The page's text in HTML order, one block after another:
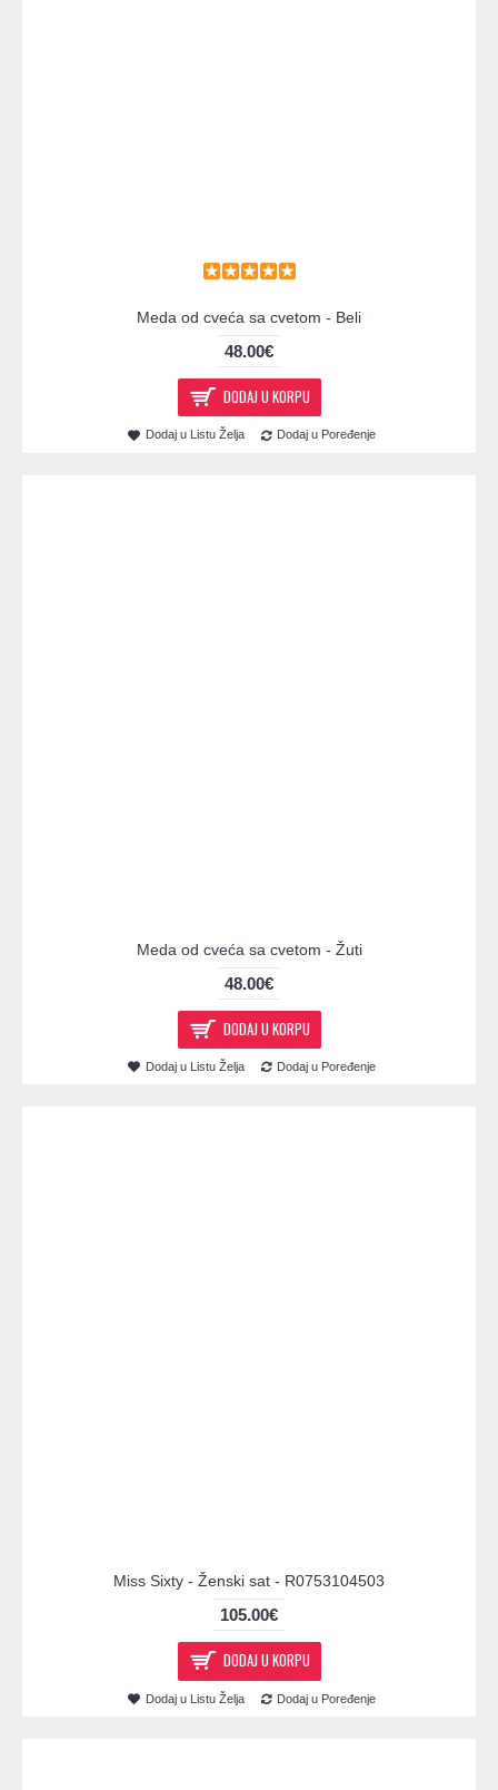
Meda od cveća sa cvetom - Beli
48.00€
DODAJ U KORPU
Dodaj u Listu Želja Dodaj u Poređenje
Meda od cveća sa cvetom - Žuti
48.00€
DODAJ U KORPU
Dodaj u Listu Želja Dodaj u Poređenje
Miss Sixty - Ženski sat - R0753104503
105.00€
DODAJ U KORPU
Dodaj u Listu Želja Dodaj u Poređenje